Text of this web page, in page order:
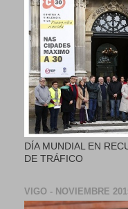
DÍA MUNDIAL EN
DE TRÁFICO
VIGO - NOVIEMBRE